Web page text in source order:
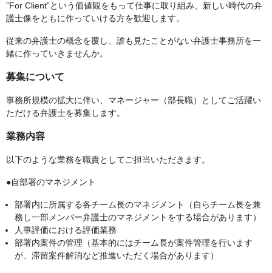
”For Client”という価値観をもって仕事に取り組み、新しい時代の弁
護士像をともに作っていける方を歓迎します。
従来の弁護士の概念を覆し、誰も見たことがない弁護士事務所を一
緒に作っていきませんか。
募集について
事務所規模の拡大に伴い、マネージャー（部長職）としてご活躍い
ただける弁護士を募集します。
業務内容
以下のような業務を職責としてご担当いただきます。
●自部署のマネジメント
部署内に所属する各チーム長のマネジメント（自らチーム長を兼
務し一部メンバー弁護士のマネジメントをする場合があります）
人事評価における評価業務
部署内案件の管理（基本的にはチーム長が案件管理を行います
が、滞留案件解消など推進いただく場合があります）